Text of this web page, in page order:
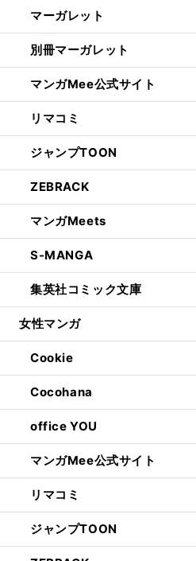
マーガレット
別冊マーガレット
マンガMee公式サイト
リマコミ
ジャンプTOON
ZEBRACK
マンガMeets
S-MANGA
集英社コミック文庫
女性マンガ
Cookie
Cocohana
office YOU
マンガMee公式サイト
リマコミ
ジャンプTOON